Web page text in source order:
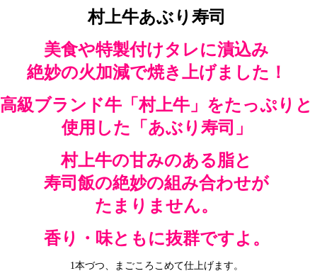
村上牛あぶり寿司
美食や特製付けタレに漬込み
絶妙の火加減で焼き上げました！
高級ブランド牛「村上牛」をたっぷりと
使用した「あぶり寿司」
村上牛の甘みのある脂と
寿司飯の絶妙の組み合わせが
たまりません。
香り・味ともに抜群ですよ。
1本づつ、まごころこめて仕上げます。